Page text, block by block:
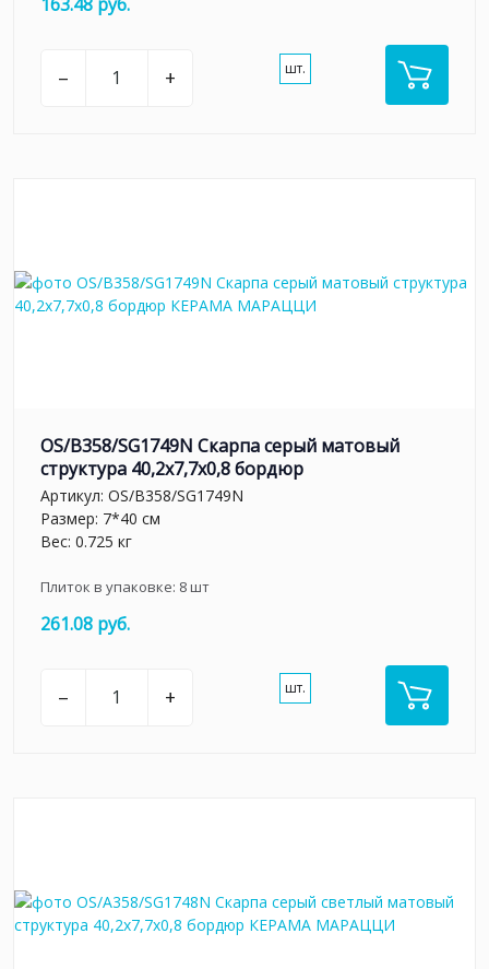
– + шт.
OS/B358/SG1749N Скарпа серый матовый
структура 40,2x7,7x0,8 бордюр
Артикул: OS/B358/SG1749N
Размер: 7*40 см
Вес: 0.725 кг
Плиток в упаковке: 8шт
261.08 руб.
– + шт.